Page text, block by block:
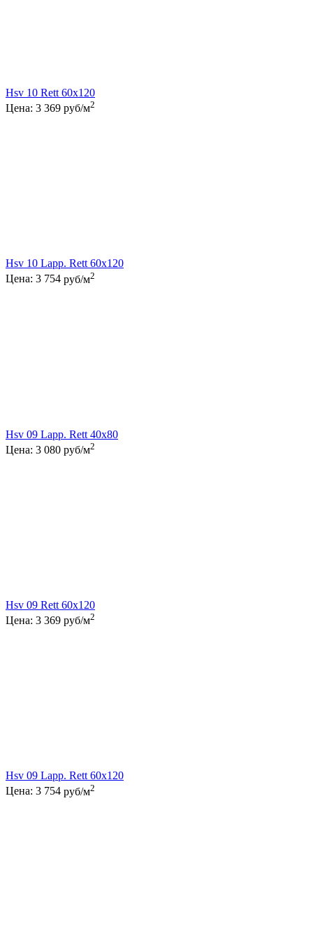
Hsv 10 Rett 60x120
Цена: 3 369 руб/м2
Hsv 10 Lapp. Rett 60x120
Цена: 3 754 руб/м2
Hsv 09 Lapp. Rett 40x80
Цена: 3 080 руб/м2
Hsv 09 Rett 60x120
Цена: 3 369 руб/м2
Hsv 09 Lapp. Rett 60x120
Цена: 3 754 руб/м2